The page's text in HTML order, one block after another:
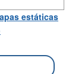
estáticas